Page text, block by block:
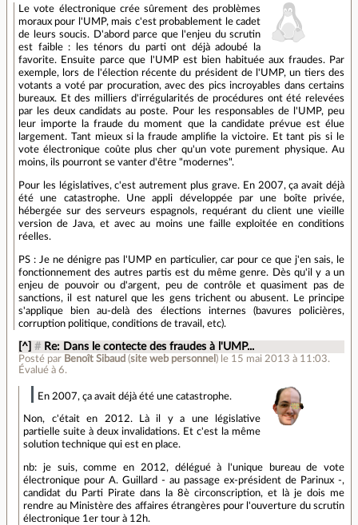
Le vote électronique crée sûrement des problèmes
moraux pour l'UMP, mais c'est probablement le cadet
de leurs soucis. D'abord parce que l'enjeu du scrutin
est faible : les ténors du parti ont déjà adoubé la
favorite. Ensuite parce que l'UMP est bien habituée aux fraudes. Par
exemple, lors de l'élection récente du président de l'UMP, un tiers des
votants a voté par procuration, avec des pics incroyables dans certains
bureaux. Et des milliers d'irrégularités de procédures ont été relevées
par les deux candidats au poste. Pour les responsables de l'UMP, peu
leur importe la fraude du moment que la candidate prévue est élue
largement. Tant mieux si la fraude amplifie la victoire. Et tant pis si le
vote électronique coûte plus cher qu'un vote purement physique. Au
moins, ils pourront se vanter d'être "modernes".
Pour les législatives, c'est autrement plus grave. En 2007, ça avait déjà
été une catastrophe. Une appli développée par une boîte privée,
hébergée sur des serveurs espagnols, requérant du client une vieille
version de Java, et avec au moins une faille exploitée en conditions
réelles.
PS : Je ne dénigre pas l'UMP en particulier, car pour ce que j'en sais, le
fonctionnement des autres partis est du même genre. Dès qu'il y a un
enjeu de pouvoir ou d'argent, peu de contrôle et quasiment pas de
sanctions, il est naturel que les gens trichent ou abusent. Le principe
s'applique bien au-delà des élections internes (bavures policières,
corruption politique, conditions de travail, etc).
[^] # Re: Dans le contecte des fraudes à l'UMP...
Posté par Benoît Sibaud (site web personnel ) le 15 mai 2013 à 11:03.
Évalué à6.
En 2007, ça avait déjà été une catastrophe.
Non, c'était en 2012. Là il y a une législative
partielle suite à deux invalidations. Et c'est la même
solution technique qui est en place.
nb: je suis, comme en 2012, délégué à l'unique bureau de vote
électronique pour A. Guillard - au passage ex-président de Parinux -,
candidat du Parti Pirate dans la 8è circonscription, et là je dois me
rendre au Ministère des affaires étrangères pour l'ouverture du scrutin
électronique 1er tour à 12h.